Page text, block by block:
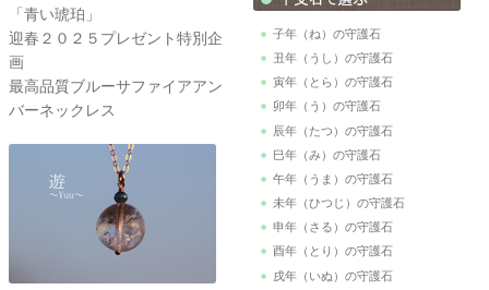
「青い琥珀」
迎春２０２５プレゼント特別企
画
最高品質ブルーサファイアアン
バーネックレス
子年（ね）の守護石
丑年（うし）の守護石
寅年（とら）の守護石
卯年（う）の守護石
辰年（たつ）の守護石
巳年（み）の守護石
午年（うま）の守護石
未年（ひつじ）の守護石
申年（さる）の守護石
酉年（とり）の守護石
戌年（いぬ）の守護石